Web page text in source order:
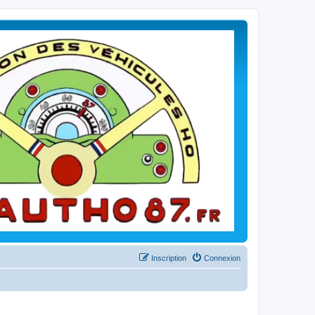
Connexion
Inscription